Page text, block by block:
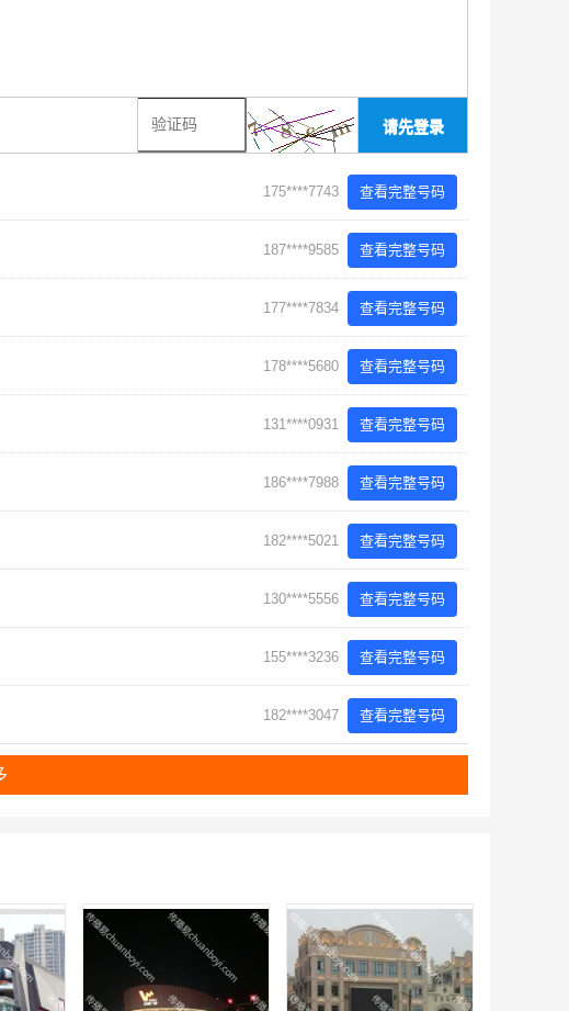
请先登录
175****7743 查看完整号码
187****9585 查看完整号码
177****7834 查看完整号码
178****5680 查看完整号码
131****0931 查看完整号码
186****7988 查看完整号码
182****5021 查看完整号码
130****5556 查看完整号码
155****3236 查看完整号码
182****3047 查看完整号码